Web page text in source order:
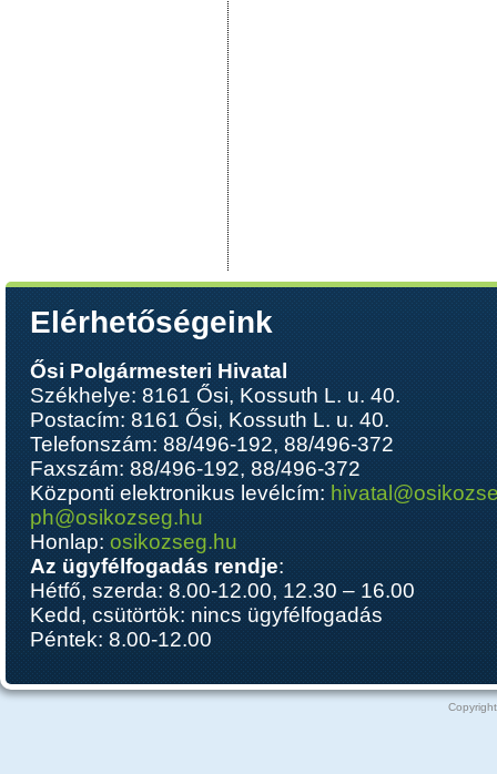
Elérhetőségeink
Ősi Polgármesteri Hivatal
Székhelye: 8161 Ősi, Kossuth L. u. 40.
Postacím: 8161 Ősi, Kossuth L. u. 40.
Telefonszám: 88/496-192, 88/496-372
Faxszám: 88/496-192, 88/496-372
Központi elektronikus levélcím:
ph@osikozseg.hu
Honlap:osikozseg.hu
Az ügyfélfogadás rendje:
Hétfő, szerda: 8.00-12.00, 12.30 – 16.00
Kedd, csütörtök: nincs ügyfélfogadás
Péntek: 8.00-12.00